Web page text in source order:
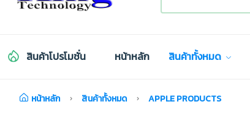
สินค้าโปรโมชั่น หน้าหลัก สินค้าทั้งหมด
หน้าหลัก สินค้าทั้งหมด APPLE PRODUCTS